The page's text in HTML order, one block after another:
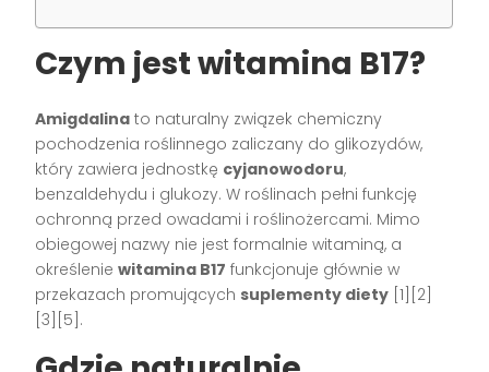
Czym jest witamina B17?
Amigdalina to naturalny związek chemiczny
pochodzenia roślinnego zaliczany do glikozydów,
który zawiera jednostkę cyjanowodoru,
benzaldehydu i glukozy. W roślinach pełni funkcję
ochronną przed owadami i roślinożercami. Mimo
obiegowej nazwy nie jest formalnie witaminą, a
określeniewitamina B17 funkcjonuje głównie w
przekazach promujących suplementy diety [1][2]
[3][5].